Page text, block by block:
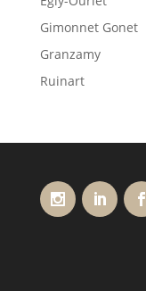
Gimonnet Gonet
Granzamy
Ruinart